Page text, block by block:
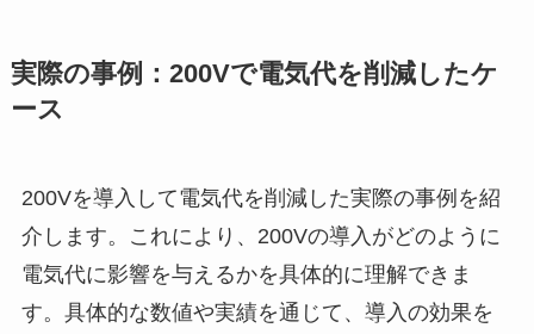
実際の事例：200Vで電気代を削減したケ
ース
200Vを導入して電気代を削減した実際の事例を紹
介します。これにより、200Vの導入がどのように
電気代に影響を与えるかを具体的に理解できま
す。具体的な数値や実績を通じて、導入の効果を